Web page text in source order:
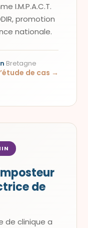
I.M.P.A.C.T.
promotion
nationale.
Bretagne
de cas →
de
de clinique a